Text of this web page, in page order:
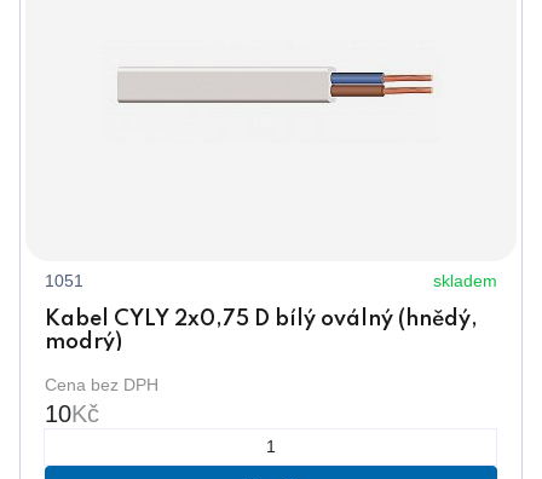
1051 skladem
Kabel CYLY 2x0,75 D bílý oválný (hnědý,
modrý)
Cena bez DPH
10Kč